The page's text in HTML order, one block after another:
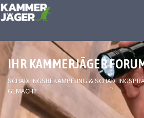
IHR KAMMERJÄGER
SCHÄDLINGSBEKÄMPFUNG &
GEMACHT